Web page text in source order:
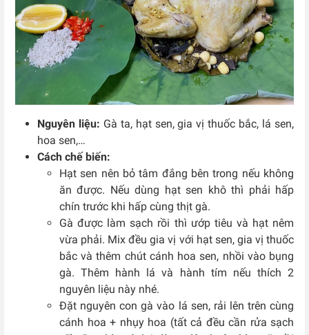
Nguyên liệu: Gà ta, hạt sen, gia vị thuốc bắc, lá sen,
hoa sen,…
Cách chế biến:
Hạt sen nên bỏ tâm đắng bên trong nếu không
ăn được. Nếu dùng hạt sen khô thì phải hấp
chín trước khi hấp cùng thịt gà.
Gà được làm sạch rồi thì ướp tiêu và hạt nêm
vừa phải. Mix đều gia vị với hạt sen, gia vị thuốc
bắc và thêm chút cánh hoa sen, nhồi vào bụng
gà. Thêm hành lá và hành tím nếu thích 2
nguyên liệu này nhé.
Đặt nguyên con gà vào lá sen, rải lên trên cùng
cánh hoa + nhụy hoa (tất cả đều cần rửa sạch